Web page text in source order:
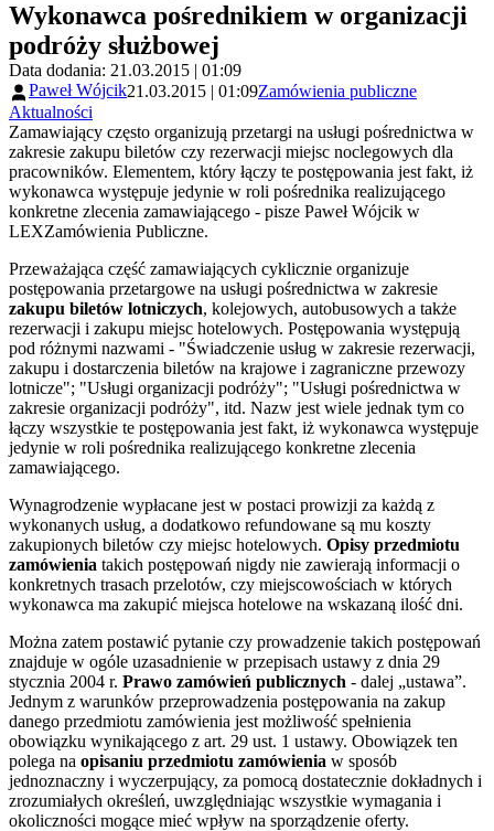
Wykonawca pośrednikiem w organizacji
podróży służbowej
Data dodania: 21.03.2015 | 01:09
Paweł Wójcik21.03.2015 | 01:09Zamówienia publiczne
Aktualności
Zamawiający często organizują przetargi na usługi pośrednictwa w
zakresie zakupu biletów czy rezerwacji miejsc noclegowych dla
pracowników. Elementem, który łączy te postępowania jest fakt, iż
wykonawca występuje jedynie w roli pośrednika realizującego
konkretne zlecenia zamawiającego - pisze Paweł Wójcik w
LEXZamówienia Publiczne.
Przeważająca część zamawiających cyklicznie organizuje
postępowania przetargowe na usługi pośrednictwa w zakresie
zakupu biletów lotniczych, kolejowych, autobusowych a także
rezerwacji i zakupu miejsc hotelowych. Postępowania występują
pod różnymi nazwami - "Świadczenie usług w zakresie rezerwacji,
zakupu i dostarczenia biletów na krajowe i zagraniczne przewozy
lotnicze"; "Usługi organizacji podróży"; "Usługi pośrednictwa w
zakresie organizacji podróży", itd. Nazw jest wiele jednak tym co
łączy wszystkie te postępowania jest fakt, iż wykonawca występuje
jedynie w roli pośrednika realizującego konkretne zlecenia
zamawiającego.
Wynagrodzenie wypłacane jest w postaci prowizji za każdą z
wykonanych usług, a dodatkowo refundowane są mu koszty
zakupionych biletów czy miejsc hotelowych. Opisy przedmiotu
zamówienia takich postępowań nigdy nie zawierają informacji o
konkretnych trasach przelotów, czy miejscowościach w których
wykonawca ma zakupić miejsca hotelowe na wskazaną ilość dni.
Można zatem postawić pytanie czy prowadzenie takich postępowań
znajduje w ogóle uzasadnienie w przepisach ustawy z dnia 29
stycznia 2004 r. Prawo zamówień publicznych - dalej „ustawa”.
Jednym z warunków przeprowadzenia postępowania na zakup
danego przedmiotu zamówienia jest możliwość spełnienia
obowiązku wynikającego z art. 29 ust. 1 ustawy. Obowiązek ten
polega na opisaniu przedmiotu zamówienia w sposób
jednoznaczny i wyczerpujący, za pomocą dostatecznie dokładnych i
zrozumiałych określeń, uwzględniając wszystkie wymagania i
okoliczności mogące mieć wpływ na sporządzenie oferty.